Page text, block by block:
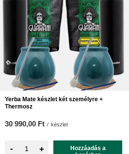
Yerba Mate készlet két személyre +
Thermosz
30 990,00 Ft / készlet
- +
Hozzáadás a